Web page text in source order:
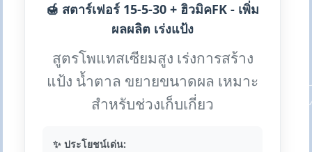
🍯 สตาร์เฟอร์ 15-5-30 + ฮิวมิคFK - เพิ่ม
ผลผลิต เร่งแป้ง
สูตรโพแทสเซียมสูง เร่งการสร้าง
แป้ง น้ำตาล ขยายขนาดผล เหมาะ
สำหรับช่วงเก็บเกี่ยว
✨ ประโยชน์เด่น: